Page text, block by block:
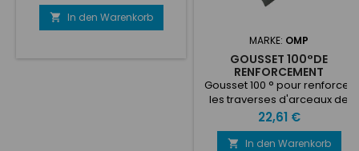

In den Warenkorb
MARKE: OMP
GOUSSET 100°DE
RENFORCEMENT
Gousset 100 ° pour renforcer
les traverses d'arceaux de
diamètre 40 mm. Epaisseur:
1,5 mm.
Preis
22,61 €
 In den Warenkorb